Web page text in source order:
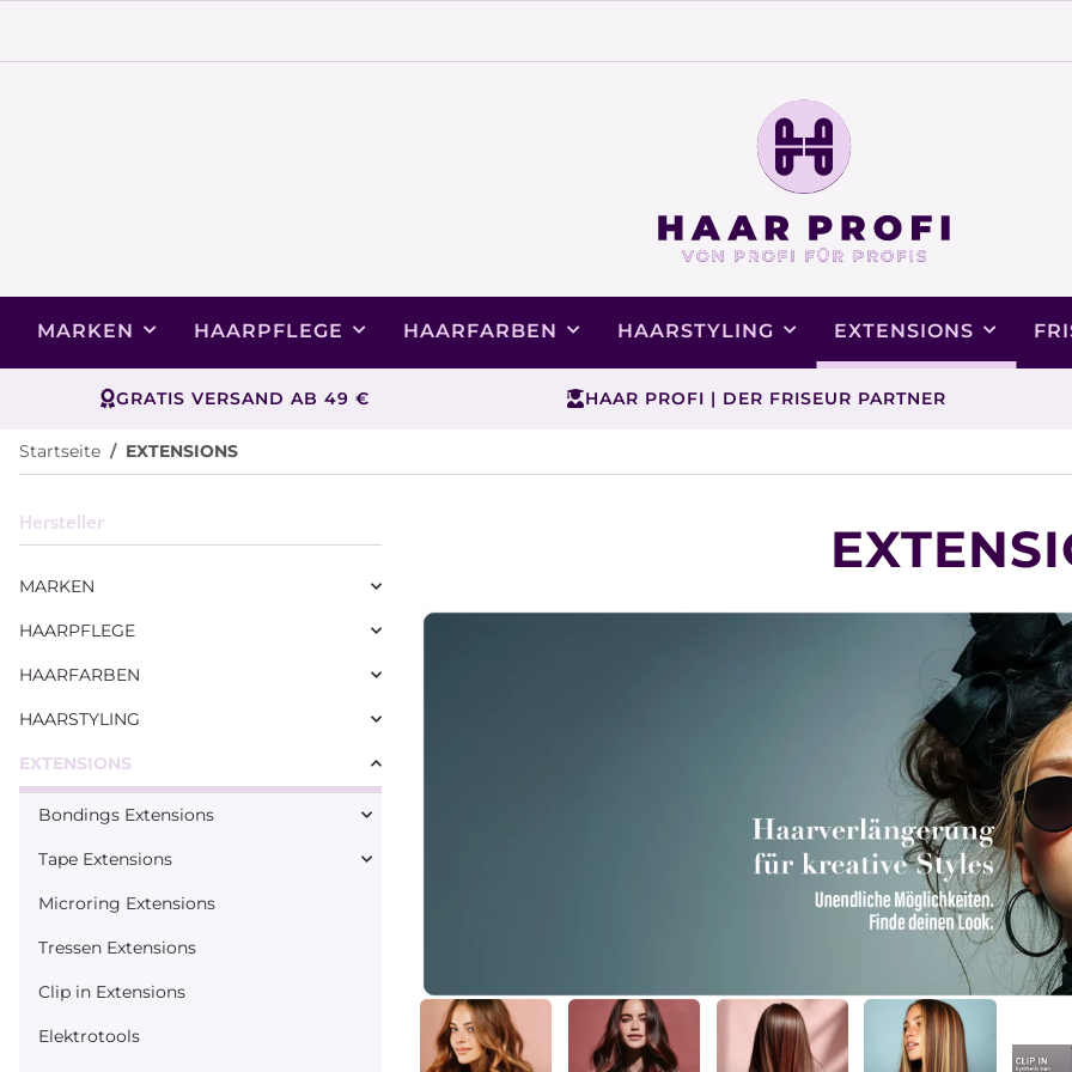
MARKEN HAARPFLEGE HAARFARBEN HAARSTYLING EXTENSIONS
GRATIS VERSAND AB 49 € HAAR PROFI | DER FRISEUR PARTNER
Startseite EXTENSIONS
Hersteller
MARKEN
HAARPFLEGE
HAARFARBEN
HAARSTYLING
EXTENSIONS
Bondings Extensions
Tape Extensions
Microring Extensions
Tressen Extensions
Clip in Extensions
Elektrotools